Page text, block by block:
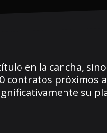
en la cancha,
contratos próximos a
su